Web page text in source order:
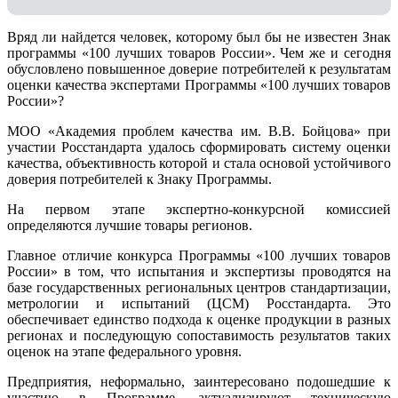
Вряд ли найдется человек, которому был бы не известен Знак
программы «100 лучших товаров России». Чем же и сегодня
обусловлено повышенное доверие потребителей к результатам
оценки качества экспертами Программы «100 лучших товаров
России»?
МОО «Академия проблем качества им. В.В. Бойцова» при
участии Росстандарта удалось сформировать систему оценки
качества, объективность которой и стала основой устойчивого
доверия потребителей к Знаку Программы.
На первом этапе экспертно-конкурсной комиссией
определяются лучшие товары регионов.
Главное отличие конкурса Программы «100 лучших товаров
России» в том, что испытания и экспертизы проводятся на
базе государственных региональных центров стандартизации,
метрологии и испытаний (ЦCM) Росстандарта. Это
обеспечивает единство подхода к оценке продукции в разных
регионах и последующую сопоставимость результатов таких
оценок на этапе федерального уровня.
Предприятия, неформально, заинтересовано подошедшие к